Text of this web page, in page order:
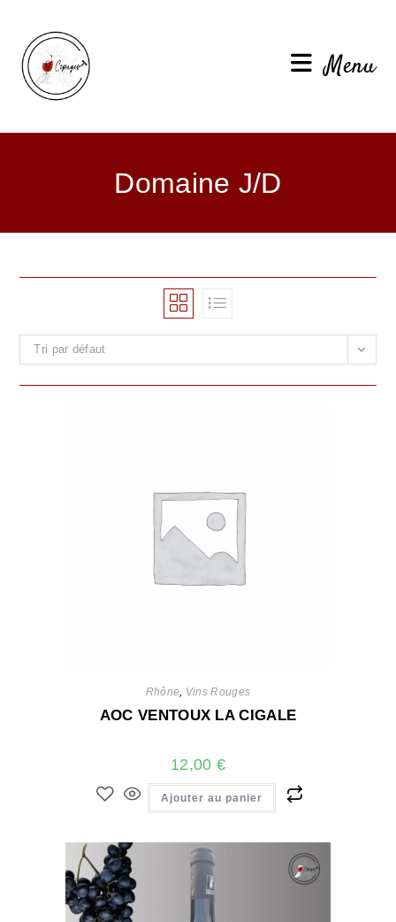
Menu
Domaine J/D
Tri par défaut
Rhône, Vins Rouges
AOC VENTOUX LA CIGALE
12,00 €
Ajouter au panier